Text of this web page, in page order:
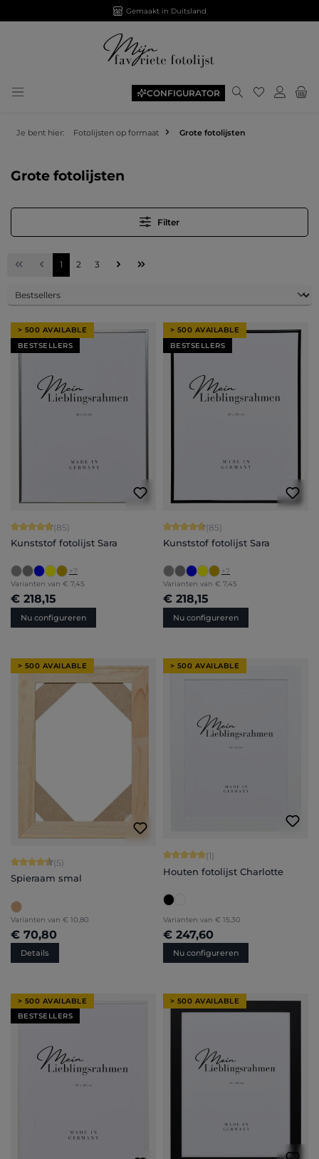
Gemaakt in Duitsland
CONFIGURATOR Je hebt 0
Je bent hier: Fotolijsten op formaat Grote fotolijsten
Grote fotolijsten
Filter
Pagina
1 Pagina
2 Pagina
3
> 500 AVAILABLE
BESTSELLERS
Gemiddelde waardering van 4.71 van 5 sterren
(85)
Kunststof fotolijst Sara
+7
Varianten van € 7,45
€ 218,15
Nu configureren
> 500 AVAILABLE
BESTSELLERS
Gemiddelde waardering van 4.71
(85)
Kunststof fotolijst Sara
+7
Varianten van € 7,45
€ 218,15
Nu configureren
> 500 AVAILABLE
Gemiddelde waardering van 4.6 van 5 sterren
(5)
Spieraam smal
Varianten van € 10,80
€ 70,80
Details
> 500 AVAILABLE
Gemiddelde waardering van 5 van 5
(1)
Houten fotolijst Charlotte
Varianten van € 15,30
€ 247,60
Nu configureren
> 500 AVAILABLE
BESTSELLERS
> 500 AVAILABLE